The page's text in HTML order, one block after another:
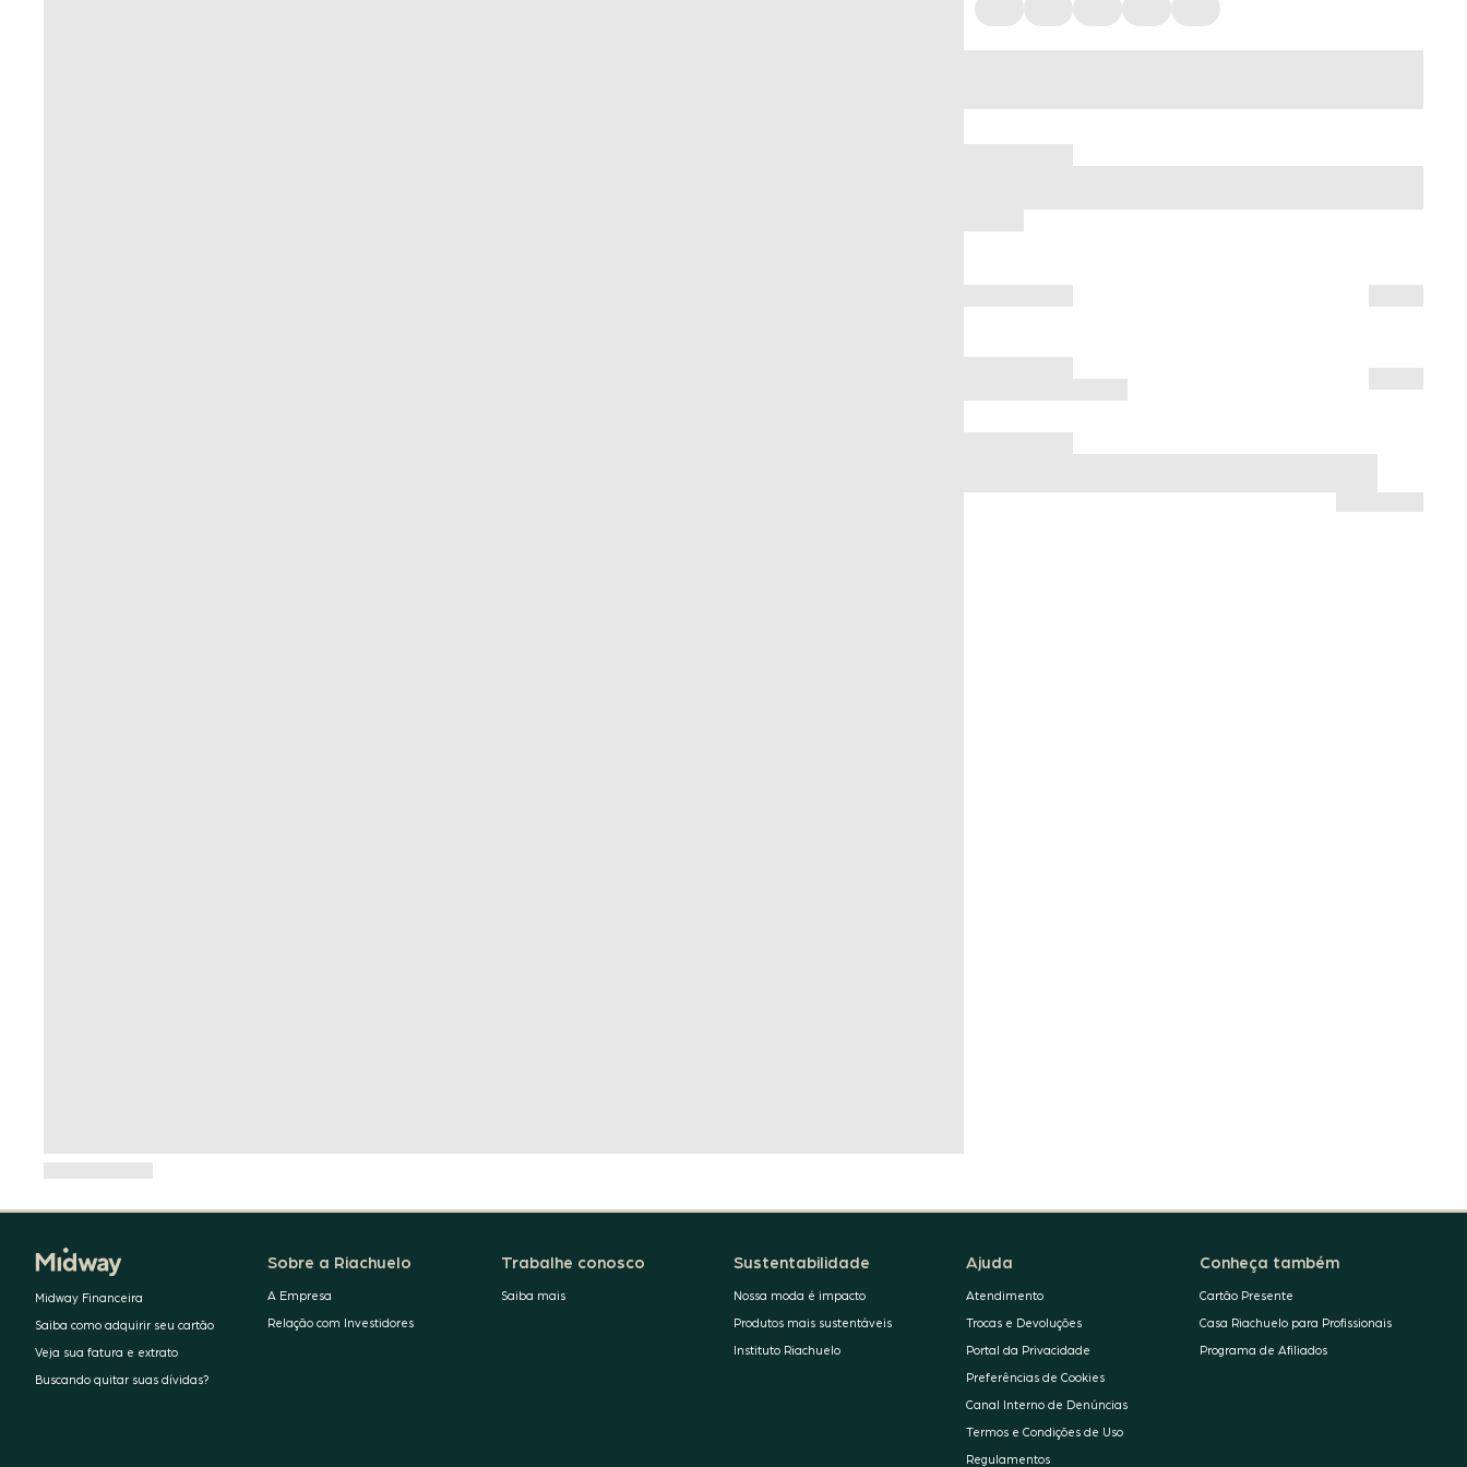
Midway Financeira
Saiba como adquirir seu cartão
Veja sua fatura e extrato
Buscando quitar suas dívidas?
Sobre a Riachuelo
A Empresa
Relação com Investidores
Trabalhe conosco
Saiba mais
Sustentabilidade
Nossa moda é impacto
Produtos mais sustentáveis
Instituto Riachuelo
Ajuda
Atendimento
Trocas e Devoluções
Portal da Privacidade
Preferências de Cookies
Canal Interno de Denúncias
Termos e Condições de Uso
Regulamentos
Conheça também
Cartão Presente
Casa Riachuelo para Profissionais
Programa de Afiliados